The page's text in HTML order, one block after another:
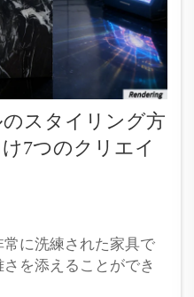
スタイリング方
7つのクリエイ
に洗練された家具で
を添えることができ
め、インテリア装飾